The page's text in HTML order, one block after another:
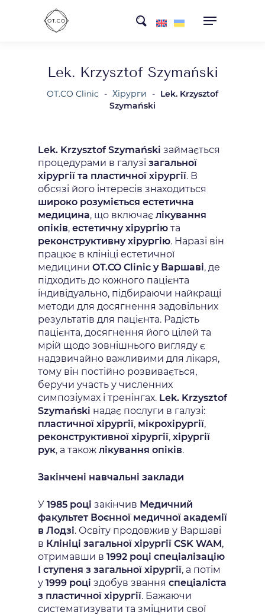
search
Lek. Krzysztof Szymański
OT.CO Clinic - Хірурги - Lek. Krzysztof
Szymański
Lek. Krzysztof Szymański займається
процедурами в галузі загальної
хірургії та пластичної хірургії. В
обсязі його інтересів знаходиться
широко розуміється естетична
медицина, що включає лікування
опіків, естетичну хірургію та
реконструктивну хірургію. Наразі він
працює в клініці естетичної
медицини OT.CO Clinic у Варшаві, де
підходить до кожного пацієнта
індивідуально, підбираючи найкращі
методи для досягнення задовільних
результатів для пацієнта. Радість
пацієнта, досягнення його цілей та
мрій щодо зовнішнього вигляду є
надзвичайно важливими для лікаря,
тому він постійно розвивається,
беручи участь у численних
симпозіумах і тренінгах. Lek. Krzysztof
Szymański надає послуги в галузі:
пластичної хірургії, мікрохірургії,
реконструктивної хірургії, хірургії
рук, а також лікування опіків.
Закінчені навчальні заклади
У 1985 році закінчив Медичний
факультет Воєнної медичної академії
в Лодзі. Освіту продовжив у Варшаві
в Клініці загальної хірургії CSK WAM,
отримавши в 1992 році спеціалізацію
I ступеня з загальної хірургії, а потім
у 1999 році здобув звання спеціаліста
з пластичної хірургії. Бажаючи
систематизувати та зміцнити свої